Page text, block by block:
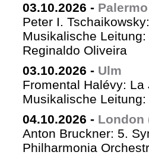
03.10.2026 -
Peter I.
Musikalische
Reginaldo Oliveira
03.10.2026 - Ulm
Fromental Halévy: La
Musikalische
04.10.2026 - London
Anton Bruckner: 5.
Philharmonia